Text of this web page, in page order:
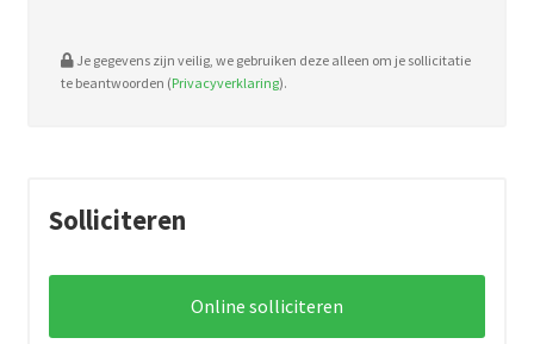
Je gegevens zijn veilig, we gebruiken deze alleen om je sollicitatie
te beantwoorden (Privacyverklaring).
Solliciteren
Online solliciteren